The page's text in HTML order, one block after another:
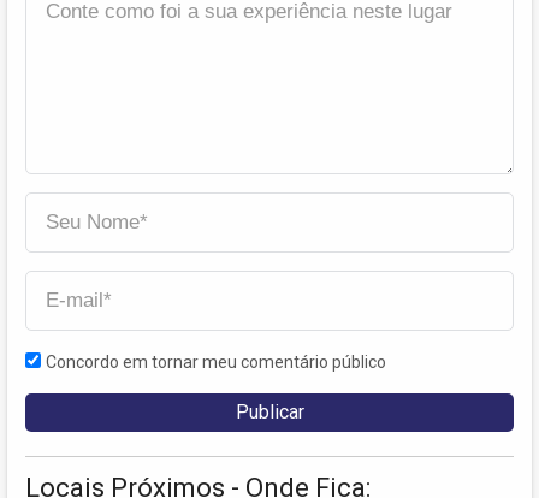
Concordo em tornar meu comentário público
Locais Próximos - Onde Fica: